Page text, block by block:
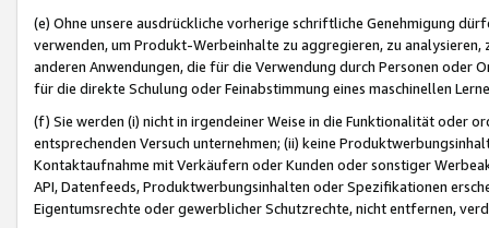
(e) Ohne unsere ausdrückliche vorherige schriftliche Genehmigung
verwenden, um Produkt-Werbeinhalte zu aggregieren, zu
anderen Anwendungen, die für die Verwendung durch Personen
für die direkte Schulung oder Feinabstimmung eines maschinellen
(f) Sie werden (i) nicht in irgendeiner Weise in die Funktionalität oder
entsprechenden Versuch unternehmen; (ii) keine
Kontaktaufnahme mit Verkäufern oder Kunden oder sonstiger
API, Datenfeeds, Produktwerbungsinhalten oder Spezifikationen
Eigentumsrechte oder gewerblicher Schutzrechte, nicht entfernen,